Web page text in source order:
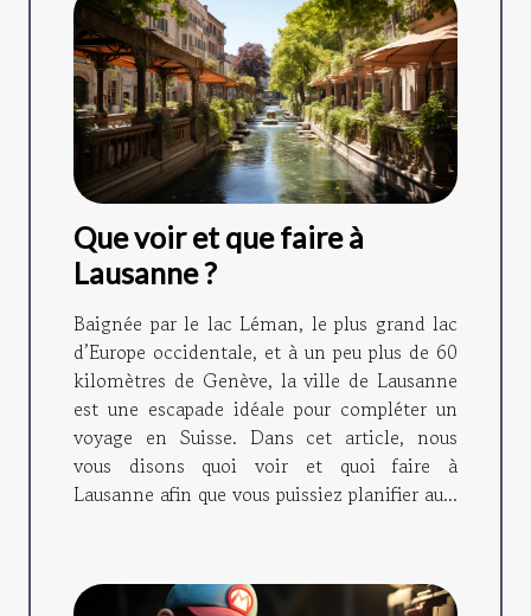
Que voir et que faire à
Lausanne ?
Baignée par le lac Léman, le plus grand lac
d’Europe occidentale, et à un peu plus de 60
kilomètres de Genève, la ville de Lausanne
est une escapade idéale pour compléter un
voyage en Suisse. Dans cet article, nous
vous disons quoi voir et quoi faire à
Lausanne afin que vous puissiez planifier au...